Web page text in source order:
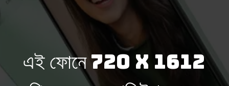
এই ফোনে 720 x 1612